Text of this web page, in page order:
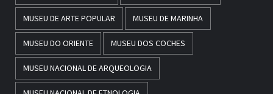
MUSEU DE ARTE POPULAR MUSEU DE MARINHA
MUSEU DO ORIENTE MUSEU DOS COCHES
MUSEU NACIONAL DE ARQUEOLOGIA